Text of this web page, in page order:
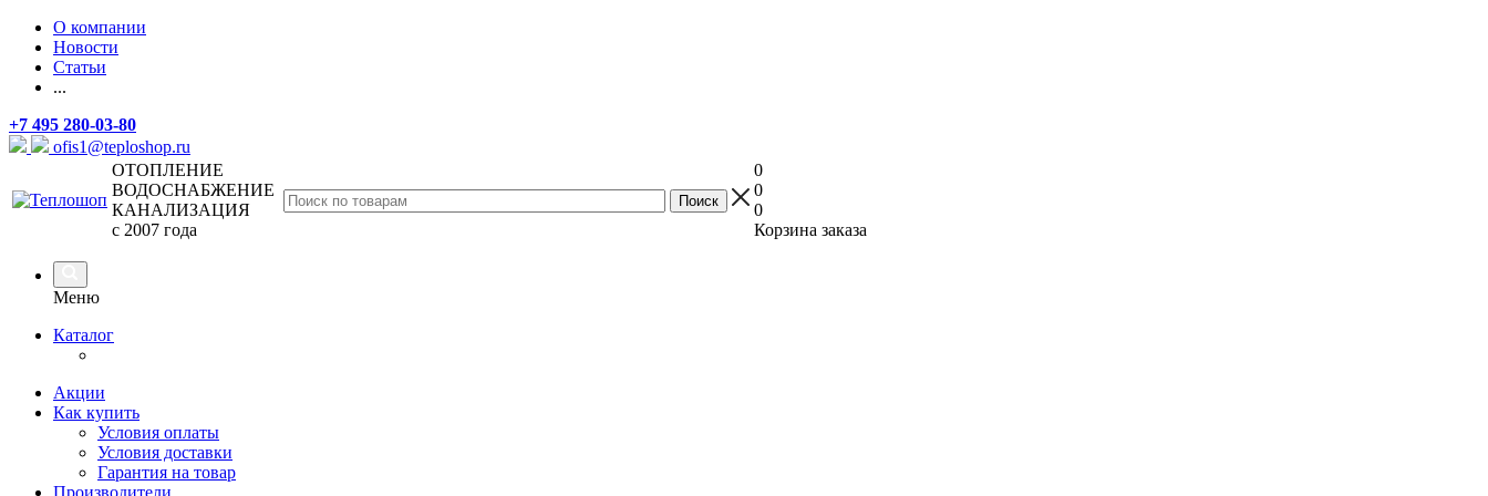
О компании
Новости
Статьи
...
+7 495 280-03-80
ofis1@teploshop.ru
ОТОПЛЕНИЕ
ВОДОСНАБЖЕНИЕ
КАНАЛИЗАЦИЯ
с 2007 года
0
0
0
Корзина заказа
Меню
Каталог
Акции
Как купить
Условия оплаты
Условия доставки
Гарантия на товар
Производители